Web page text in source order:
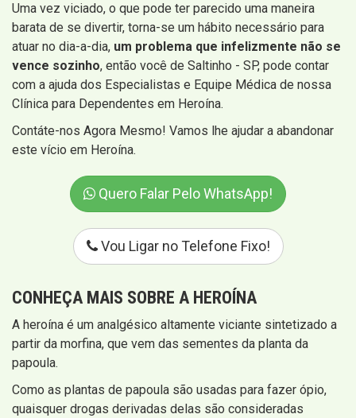
Uma vez viciado, o que pode ter parecido uma maneira
barata de se divertir, torna-se um hábito necessário para
atuar no dia-a-dia, um problema que infelizmente não se
vence sozinho, então você de Saltinho - SP, pode contar
com a ajuda dos Especialistas e Equipe Médica de nossa
Clínica para Dependentes em Heroína.
Contáte-nos Agora Mesmo! Vamos lhe ajudar a abandonar
este vício em Heroína.
Quero Falar Pelo WhatsApp!
Vou Ligar no Telefone Fixo!
CONHEÇA MAIS SOBRE A HEROÍNA
A heroína é um analgésico altamente viciante sintetizado a
partir da morfina, que vem das sementes da planta da
papoula.
Como as plantas de papoula são usadas para fazer ópio,
quaisquer drogas derivadas delas são consideradas